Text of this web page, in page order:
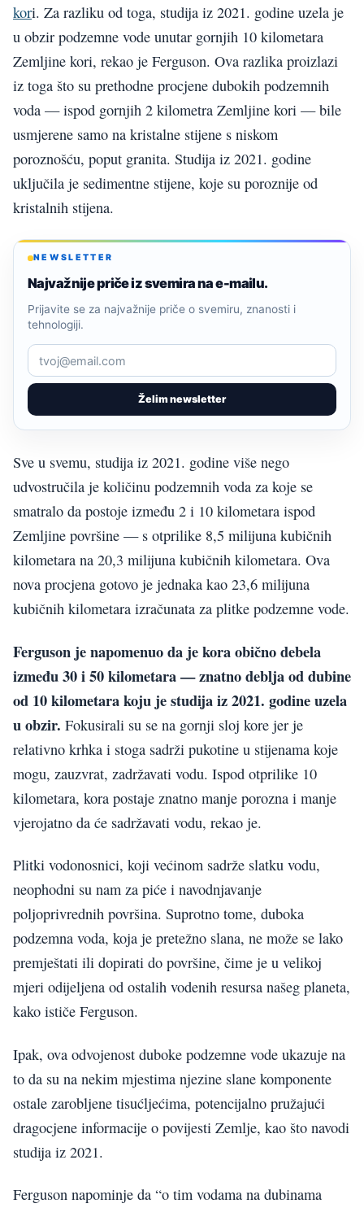
kori. Za razliku od toga, studija iz 2021. godine uzela je
u obzir podzemne vode unutar gornjih 10 kilometara
Zemljine kori, rekao je Ferguson. Ova razlika proizlazi
iz toga što su prethodne procjene dubokih podzemnih
voda — ispod gornjih 2 kilometra Zemljine kori — bile
usmjerene samo na kristalne stijene s niskom
poroznošću, poput granita. Studija iz 2021. godine
uključila je sedimentne stijene, koje su poroznije od
kristalnih stijena.
NEWSLETTER
Najvažnije priče iz svemira na e-mailu.
Želim newsletter
Prijavite se za najvažnije priče o svemiru, znanosti i
tehnologiji.
Sve u svemu, studija iz 2021. godine više nego
udvostručila je količinu podzemnih voda za koje se
smatralo da postoje između 2 i 10 kilometara ispod
Zemljine površine — s otprilike 8,5 milijuna kubičnih
kilometara na 20,3 milijuna kubičnih kilometara. Ova
nova procjena gotovo je jednaka kao 23,6 milijuna
kubičnih kilometara izračunata za plitke podzemne vode.
Ferguson je napomenuo da je kora obično debela
između 30 i 50 kilometara — znatno deblja od dubine
od 10 kilometara koju je studija iz 2021. godine uzela
u obzir. Fokusirali su se na gornji sloj kore jer je
relativno krhka i stoga sadrži pukotine u stijenama koje
mogu, zauzvrat, zadržavati vodu. Ispod otprilike 10
kilometara, kora postaje znatno manje porozna i manje
vjerojatno da će sadržavati vodu, rekao je.
Plitki vodonosnici, koji većinom sadrže slatku vodu,
neophodni su nam za piće i navodnjavanje
poljoprivrednih površina. Suprotno tome, duboka
podzemna voda, koja je pretežno slana, ne može se lako
premještati ili dopirati do površine, čime je u velikoj
mjeri odijeljena od ostalih vodenih resursa našeg planeta,
kako ističe Ferguson.
Ipak, ova odvojenost duboke podzemne vode ukazuje na
to da su na nekim mjestima njezine slane komponente
ostale zarobljene tisućljećima, potencijalno pružajući
dragocjene informacije o povijesti Zemlje, kao što navodi
studija iz 2021.
Ferguson napominje da “o tim vodama na dubinama